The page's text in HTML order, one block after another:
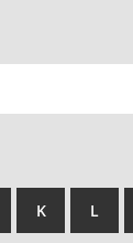
K L